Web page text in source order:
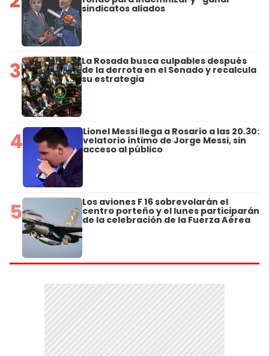
sindicatos aliados
3 La Rosada busca culpables después
de la derrota en el Senado y recalcula
su estrategia
4 Lionel Messi llega a Rosario a las 20.30:
velatorio íntimo de Jorge Messi, sin
acceso al público
5 Los aviones F 16 sobrevolarán el
centro porteño y el lunes participarán
de la celebración de la Fuerza Aérea